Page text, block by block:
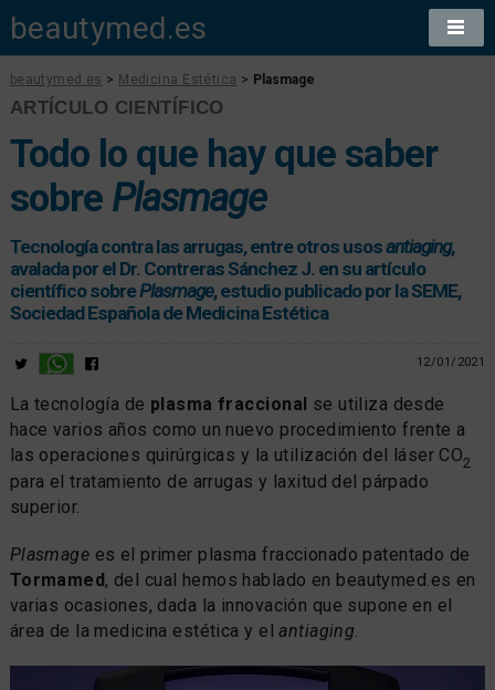
beautymed.es
beautymed.es > Medicina Estética > Plasmage
ARTÍCULO CIENTÍFICO
Todo lo que hay que saber
sobre Plasmage
Tecnología contra las arrugas, entre otros usosantiaging,
avalada por el Dr. Contreras Sánchez J. en su artículo
científico sobrePlasmage, estudio publicado por la SEME,
Sociedad Española de Medicina Estética
12/01/2021
La tecnología de plasma fraccional se utiliza desde
hace varios años como un nuevo procedimiento frente a
las operaciones quirúrgicas y la utilización del láser CO2
para el tratamiento de arrugas y laxitud del párpado
superior.
Plasmage es el primer plasma fraccionado patentado de
Tormamed, del cual hemos hablado en beautymed.es en
varias ocasiones, dada la innovación que supone en el
área de la medicina estética y elantiaging.